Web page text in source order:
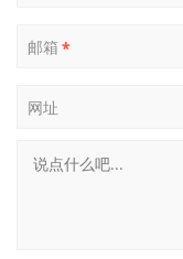
邮箱 *
网址